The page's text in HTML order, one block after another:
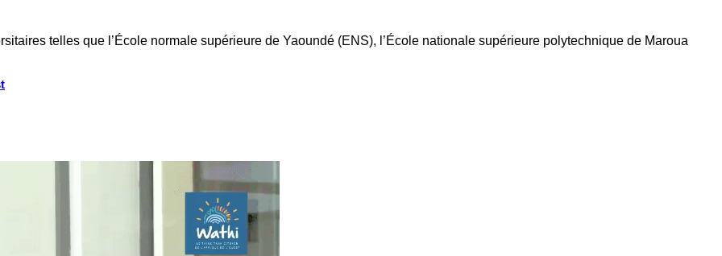
telles que l’École normale supérieure de Yaoundé (ENS), l’École nationale supérieure polytechnique de Maroua